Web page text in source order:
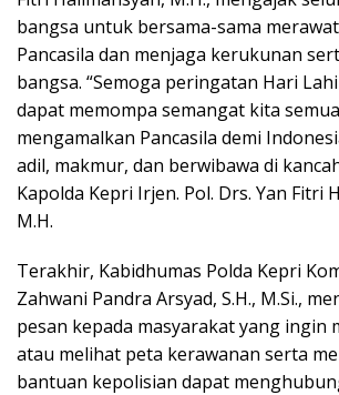
bangsa untuk bersama-sama
Pancasila dan menjaga kerukunan
bangsa. “Semoga peringatan Hari
dapat memompa semangat kita
mengamalkan Pancasila demi
adil, makmur, dan berwibawa di
Kapolda Kepri Irjen. Pol. Drs. Yan Fitri
M.H.
Terakhir, Kabidhumas Polda Kepri
Zahwani Pandra Arsyad, S.H., M.Si.,
pesan kepada masyarakat yang ingin
atau melihat peta kerawanan serta
bantuan kepolisian dapat